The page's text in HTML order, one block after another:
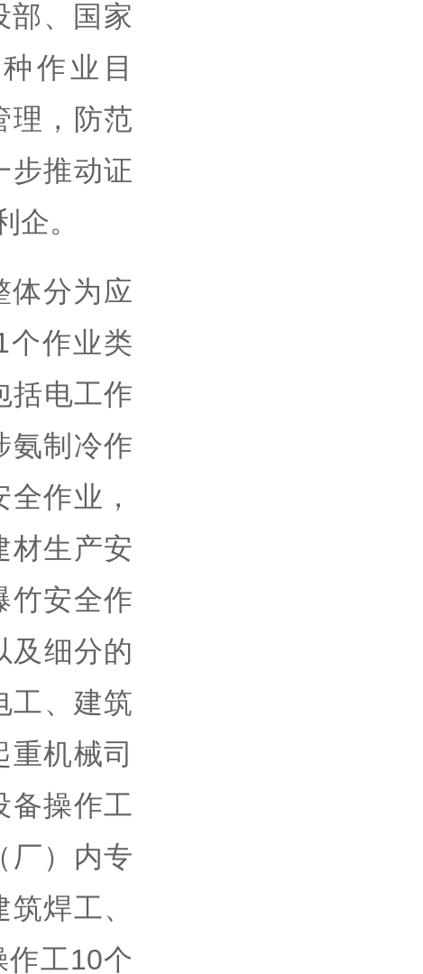
部、国家
作业目
理，防范
步推动证
。
体分为应
个作业类
括电工作
氨制冷作
作业，
材生产安
竹安全作
及细分的
工、建筑
机械司
备操作工
厂）内专
焊工、
作工10个